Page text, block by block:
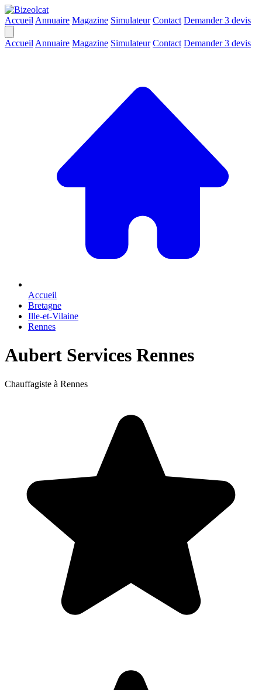
Accueil Annuaire Magazine Simulateur Contact Demander 3 devis
Accueil Annuaire Magazine Simulateur Contact Demander 3 devis
Accueil
Bretagne
Ille-et-Vilaine
Rennes
Aubert Services Rennes
Chauffagiste à Rennes